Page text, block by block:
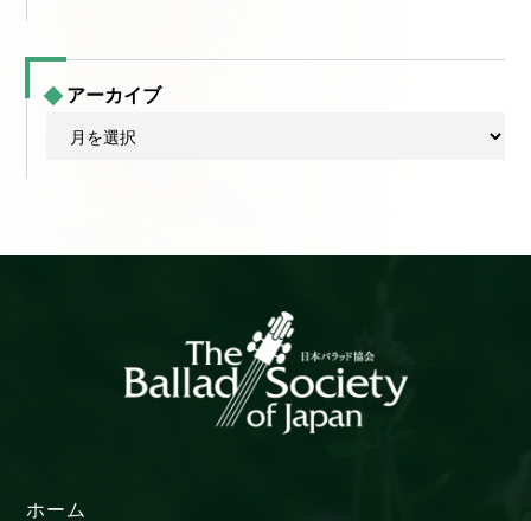
アーカイブ
ブ
ホーム